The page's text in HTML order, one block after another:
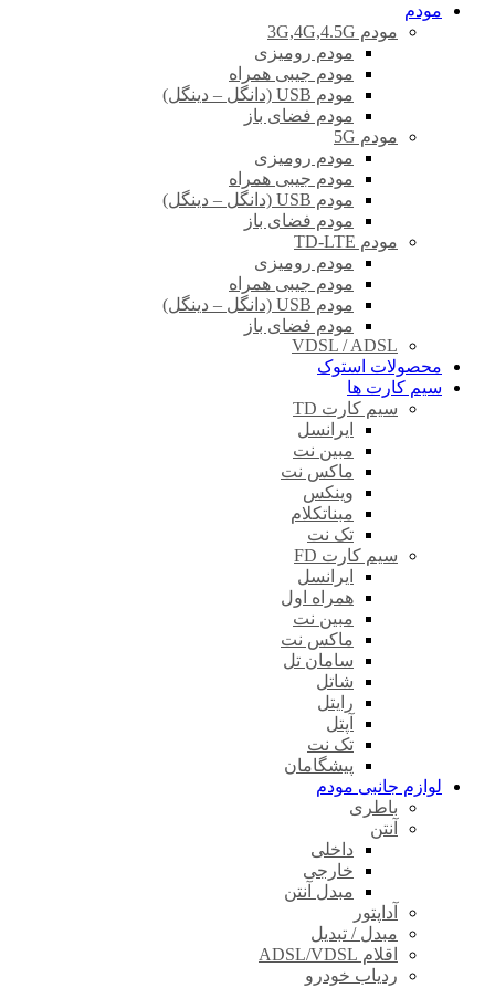
مودم
مودم 3G,4G,4.5G
مودم رومیزی
مودم جیبی همراه
مودم USB (دانگل – دینگل)
مودم فضای باز
مودم 5G
مودم رومیزی
مودم جیبی همراه
مودم USB (دانگل – دینگل)
مودم فضای باز
مودم TD-LTE
مودم رومیزی
مودم جیبی همراه
مودم USB (دانگل – دینگل)
مودم فضای باز
VDSL / ADSL
محصولات استوک
سیم کارت ها
سیم کارت TD
ایرانسل
مبین نت
ماکس نت
وینکس
مبناتکلام
تک نت
سیم کارت FD
ایرانسل
همراه اول
مبین نت
ماکس نت
سامان تل
شاتل
رایتل
آپتل
تک نت
پیشگامان
لوازم جانبی مودم
باطری
آنتن
داخلی
خارجی
مبدل آنتن
آداپتور
مبدل / تبدیل
اقلام ADSL/VDSL
ردیاب خودرو